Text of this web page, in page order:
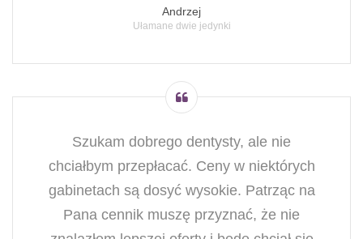
Andrzej
Ułamane dwie jedynki
Szukam dobrego dentysty, ale nie
chciałbym przepłacać. Ceny w niektórych
gabinetach są dosyć wysokie. Patrząc na
Pana cennik muszę przyznać, że nie